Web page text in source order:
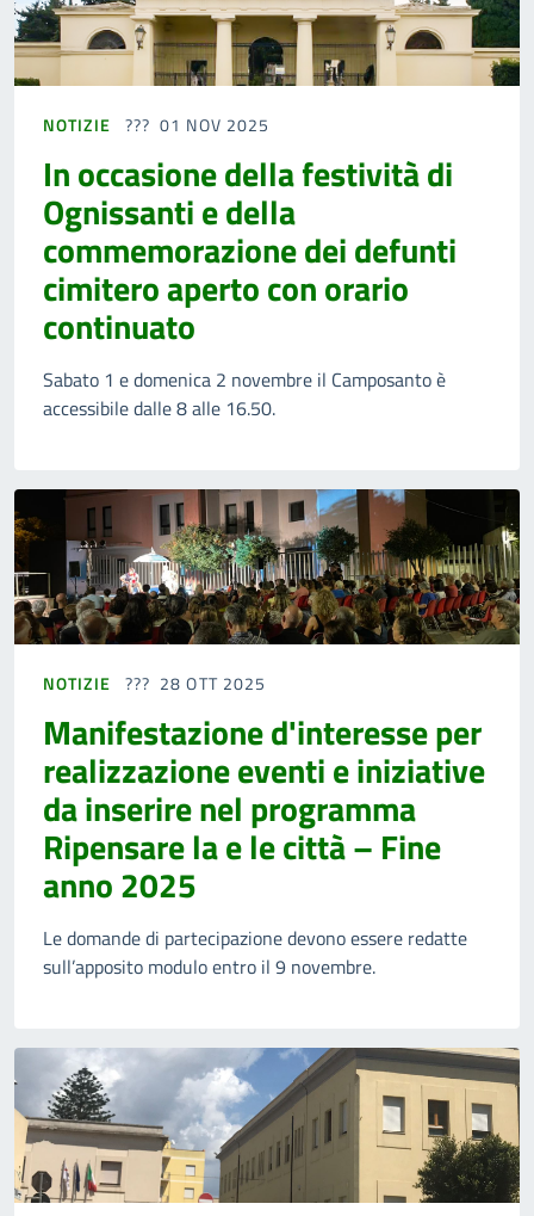
NOTIZIE 01 NOV 2025
In occasione della festività di
Ognissanti e della
commemorazione dei defunti
cimitero aperto con orario
continuato
Sabato 1 e domenica 2 novembre il Camposanto è
accessibile dalle 8 alle 16.50.
NOTIZIE 28 OTT 2025
Manifestazione d'interesse per
realizzazione eventi e iniziative
da inserire nel programma
Ripensare la e le città – Fine
anno 2025
Le domande di partecipazione devono essere redatte
sull’apposito modulo entro il 9 novembre.